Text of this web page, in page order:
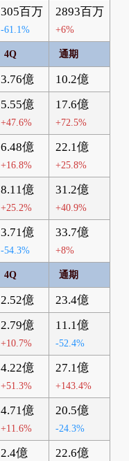
305百万
-61.1%
2893百万
+6%
4Q 通期
3.76億 10.2億
5.55億
+47.6%
17.6億
+72.5%
6.48億
+16.8%
22.1億
+25.8%
8.11億
+25.2%
31.2億
+40.9%
3.71億
-54.3%
33.7億
+8%
4Q 通期
2.52億 23.4億
2.79億
+10.7%
11.1億
-52.4%
4.22億
+51.3%
27.1億
+143.4%
4.71億
+11.6%
20.5億
-24.3%
2.4億 22.6億